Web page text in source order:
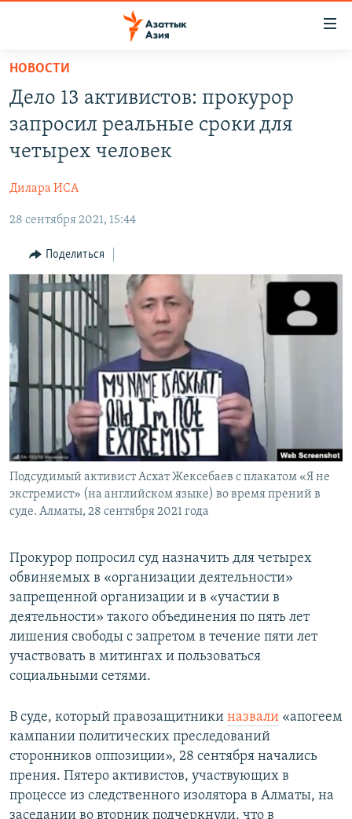
Вернуться
основному
содержанию
Вернутся
главной
навигации
Вернутся
поиску
ТАДЖИКИСТАН
НОВОСТИ
ВОЙНА В УКРАИНЕ
ҚАЗАҚША
КЫРГЫЗЧА
ЎЗБЕКЧА
ТОҶИКӢ
TÜRKMENÇE
ПОДПИШИТЕСЬ НА НАС В СОЦСЕТЯХ
Все сайты РСЕ/РС
НОВОСТИ
Дело 13 активистов: прокурор
запросил реальные сроки для
четырех человек
Дилара ИСА
28 сентября 2021, 15:44
Поделиться
Подсудимый активист Асхат Жексебаев с плакатом «Я не
экстремист» (на английском языке) во время прений в
суде. Алматы, 28 сентября 2021 года
Прокурор попросил суд назначить для четырех
обвиняемых в «организации деятельности»
запрещенной организации и в «участии в
деятельности» такого объединения по пять лет
лишения свободы с запретом в течение пяти лет
участвовать в митингах и пользоваться
социальными сетями.
В суде, который правозащитники назвали «апогеем
кампании политических преследований
сторонников оппозиции», 28 сентября начались
прения. Пятеро активистов, участвующих в
процессе из следственного изолятора в Алматы, на
заседании во вторник подчеркнули, что в